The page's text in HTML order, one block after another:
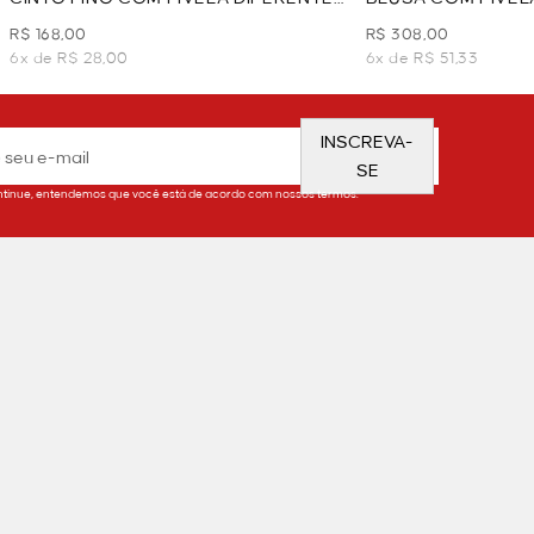
- VINHO
R$ 168,00
6x de R$ 28,00
VINHO
R$ 308,00
6x de R$ 51,33
INSCREVA-
SE
entendemos que você está de acordo com nossos termos.